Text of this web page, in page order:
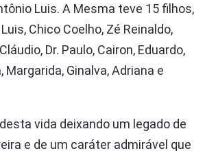
Luis. A Mesma teve 15 filhos,
Chico Coelho, Zé Reinaldo,
Dr. Paulo, Cairon, Eduardo,
Margarida, Ginalva, Adriana e
vida deixando um legado de
e de um caráter admirável que